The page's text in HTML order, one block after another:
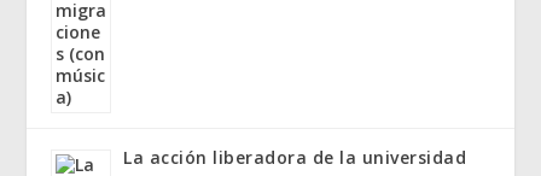
La acción liberadora de la universidad